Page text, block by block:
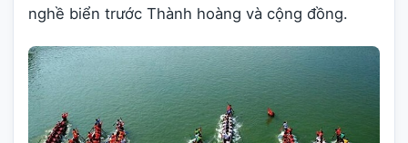
nghề biển trước Thành hoàng và cộng đồng.